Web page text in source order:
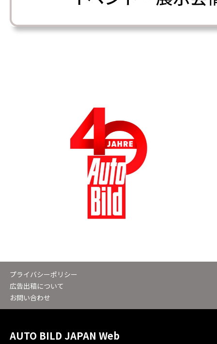
プライバシーポリシー
広告出稿について
お問い合わせ
AUTO BILD JAPAN Web